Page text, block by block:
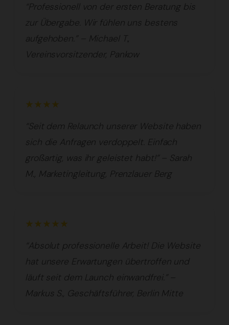
“Professionell von der ersten Beratung bis
zur Übergabe. Wir fühlen uns bestens
aufgehoben.” – Michael T.,
Vereinsvorsitzender, Pankow
★★★★
“Seit dem Relaunch unserer Website haben
sich die Anfragen verdoppelt. Einfach
großartig, was ihr geleistet habt!” – Sarah
M., Marketingleitung, Prenzlauer Berg
★★★★★
“Absolut professionelle Arbeit! Die Website
hat unsere Erwartungen übertroffen und
läuft seit dem Launch einwandfrei.” –
Markus S., Geschäftsführer, Berlin Mitte